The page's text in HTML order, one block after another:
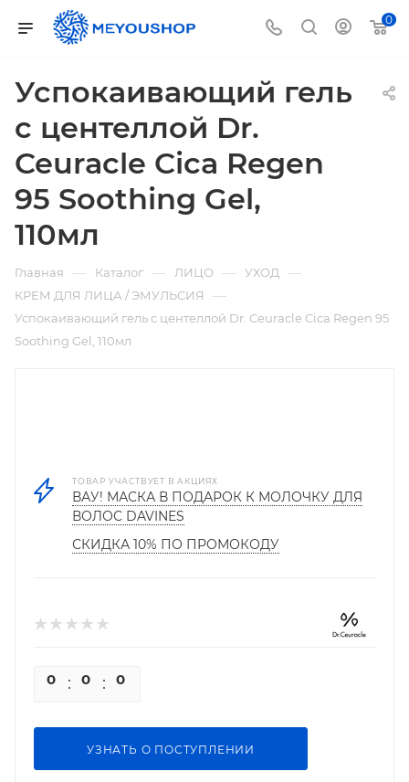
0
Успокаивающий гель
с центеллой Dr.
Ceuracle Cica Regen
95 Soothing Gel,
110мл
Главная — Каталог — ЛИЦО — УХОД —
КРЕМ ДЛЯ ЛИЦА / ЭМУЛЬСИЯ —
Успокаивающий гель с центеллой Dr. Ceuracle Cica Regen 95
Soothing Gel, 110мл
ТОВАР УЧАСТВУЕТ В АКЦИЯХ
ВАУ! МАСКА В ПОДАРОК К МОЛОЧКУ ДЛЯ
ВОЛОС DAVINES
СКИДКА 10% ПО ПРОМОКОДУ
0 0 0
УЗНАТЬ О ПОСТУПЛЕНИИ